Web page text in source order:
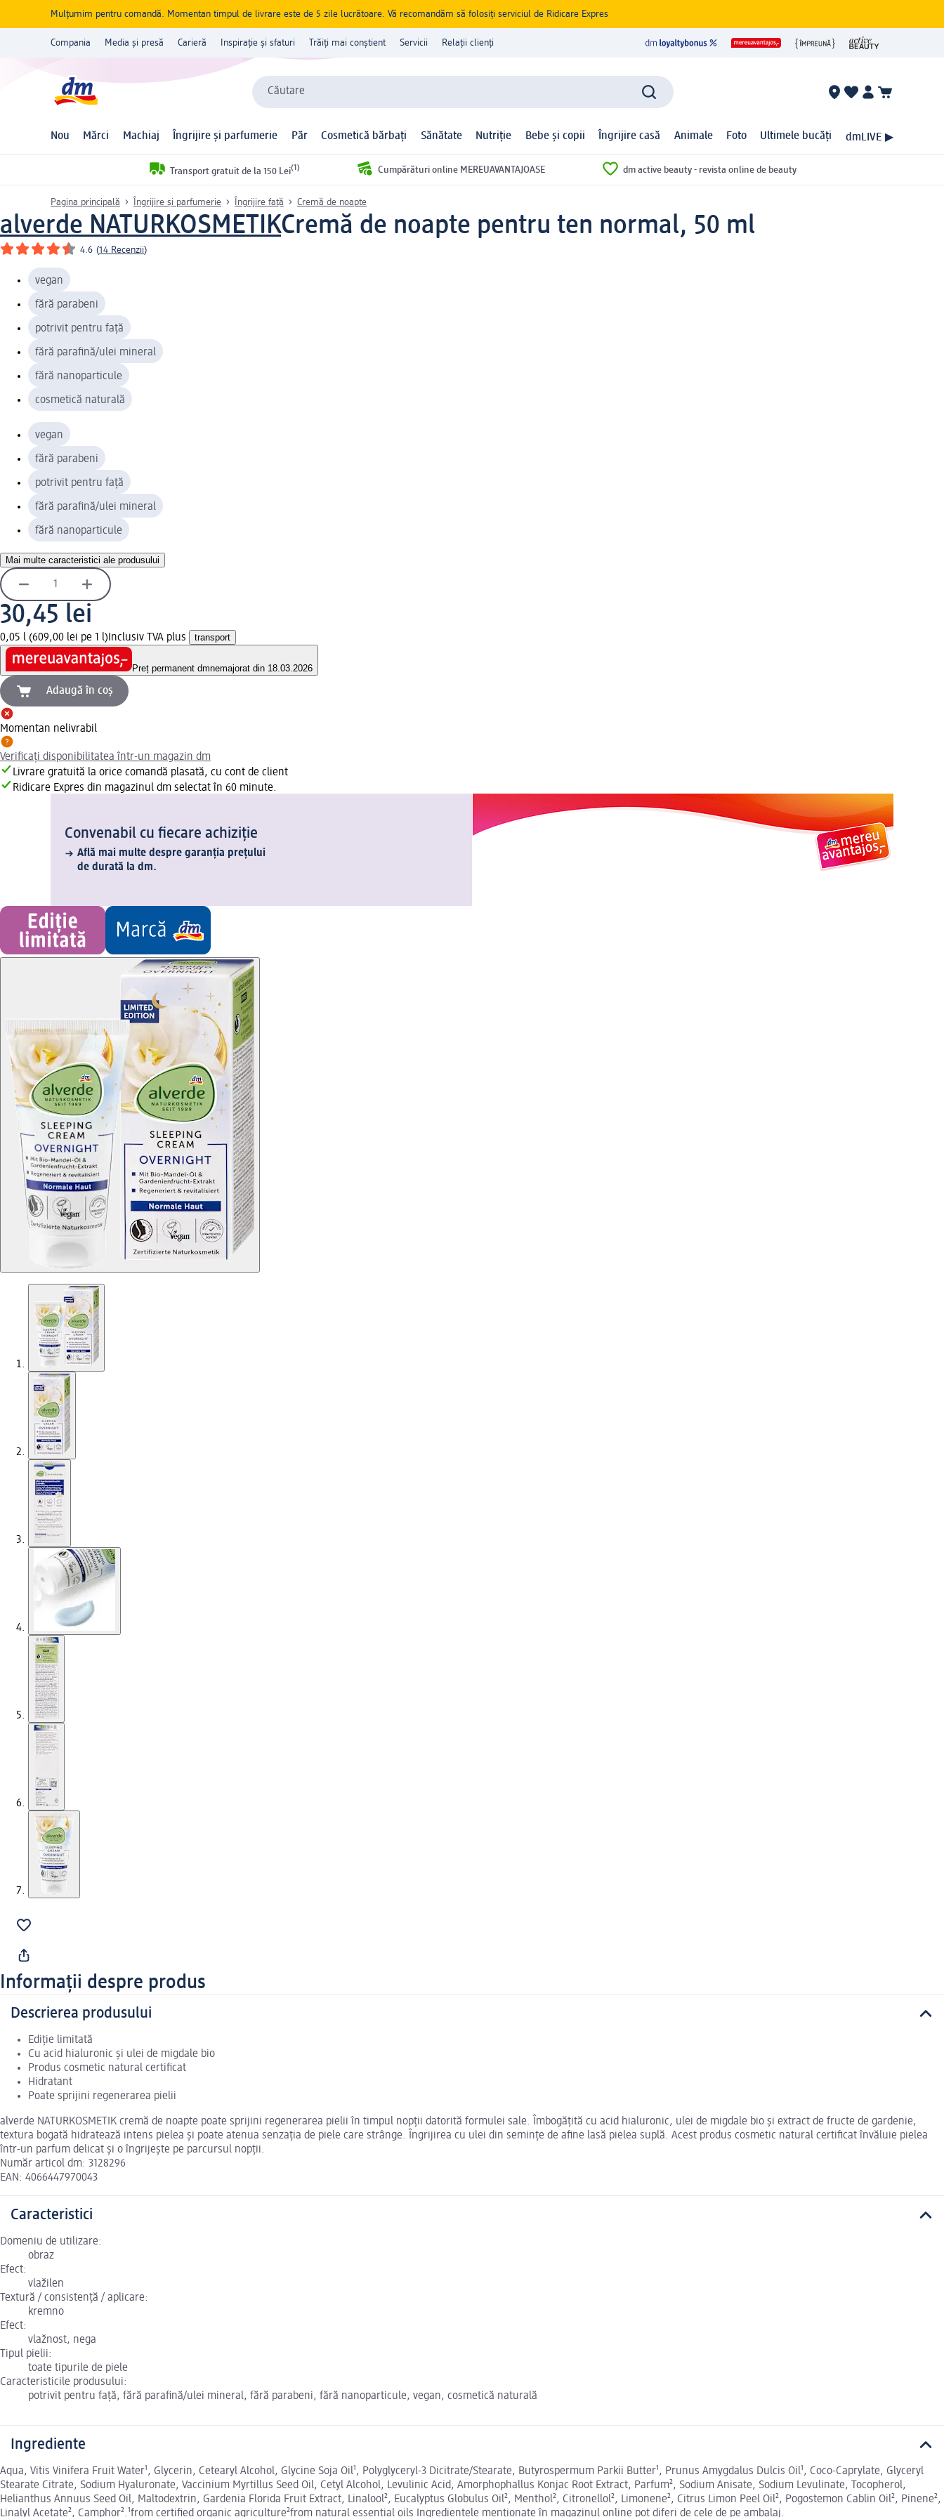
Mulțumim pentru comandă. Momentan timpul de livrare este de 5 zile lucrătoare. Vă recomandăm să folosiți serviciul de Ridicare Expres
Compania Media și presă Carieră Inspirație și sfaturi Trăiți mai conștient Servicii Relații clienți
Căutare
Nou Mărci Machiaj Îngrijire și parfumerie Păr Cosmetică bărbați Sănătate Nutriție Bebe și copii Îngrijire casă Animale Foto Ultimele bucăți dmLIVE ▶
Transport gratuit de la 150 Lei(1) Cumpărături online MEREUAVANTAJOASE dm active beauty - revista online de beauty
Pagina principală Îngrijire și parfumerie Îngrijire față Cremă de noapte
alverde NATURKOSMETIKCremă de noapte pentru ten normal, 50 ml
4.6 (14 Recenzii)
vegan
fără parabeni
potrivit pentru față
fără parafină/ulei mineral
fără nanoparticule
cosmetică naturală
vegan
fără parabeni
potrivit pentru față
fără parafină/ulei mineral
fără nanoparticule
Mai multe caracteristici ale produsului
30,45 lei
0,05 l (609,00 lei pe 1 l) Inclusiv TVA plus transport
Preț permanent dmnemajorat din 18.03.2026
Adaugă în coș
Momentan nelivrabil
Verificați disponibilitatea într-un magazin dm
Livrare gratuită la orice comandă plasată, cu cont de client
Ridicare Expres din magazinul dm selectat în 60 minute.
Convenabil cu fiecare achiziție
Află mai multe despre garanția prețului
de durată la dm.
Informații despre produs
Descrierea produsului
Ediție limitată
Cu acid hialuronic și ulei de migdale bio
Produs cosmetic natural certificat
Hidratant
Poate sprijini regenerarea pielii
alverde NATURKOSMETIK cremă de noapte poate sprijini regenerarea pielii în timpul nopții datorită formulei sale. Îmbogățită cu acid hialuronic, ulei de migdale bio și extract de fructe de gardenie,
textura bogată hidratează intens pielea și poate atenua senzația de piele care strânge. Îngrijirea cu ulei din semințe de afine lasă pielea suplă. Acest produs cosmetic natural certificat învăluie pielea
într-un parfum delicat și o îngrijește pe parcursul nopții.
Număr articol dm: 3128296
EAN: 4066447970043
Caracteristici
Domeniu de utilizare:
obraz
Efect:
vlažilen
Textură / consistență / aplicare:
kremno
Efect:
vlažnost, nega
Tipul pielii:
toate tipurile de piele
Caracteristicile produsului:
potrivit pentru față, fără parafină/ulei mineral, fără parabeni, fără nanoparticule, vegan, cosmetică naturală
Ingrediente
Aqua, Vitis Vinifera Fruit Water¹, Glycerin, Cetearyl Alcohol, Glycine Soja Oil¹, Polyglyceryl-3 Dicitrate/Stearate, Butyrospermum Parkii Butter¹, Prunus Amygdalus Dulcis Oil¹, Coco-Caprylate, Glyceryl
Stearate Citrate, Sodium Hyaluronate, Vaccinium Myrtillus Seed Oil, Cetyl Alcohol, Levulinic Acid, Amorphophallus Konjac Root Extract, Parfum², Sodium Anisate, Sodium Levulinate, Tocopherol,
Helianthus Annuus Seed Oil, Maltodextrin, Gardenia Florida Fruit Extract, Linalool², Eucalyptus Globulus Oil², Menthol², Citronellol², Limonene², Citrus Limon Peel Oil², Pogostemon Cablin Oil², Pinene²,
Linalyl Acetate², Camphor².¹from certified organic agriculture²from natural essential oils Ingredientele menționate în magazinul online pot diferi de cele de pe ambalaj.